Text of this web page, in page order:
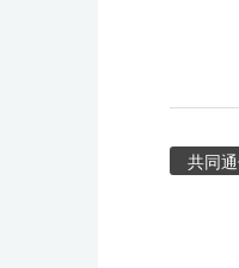
共同